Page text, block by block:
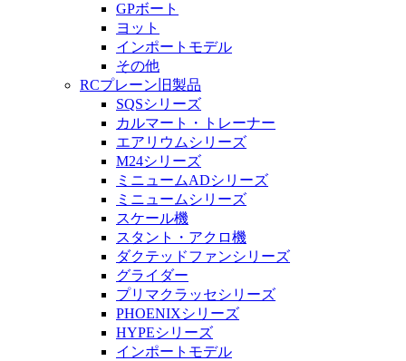
GPボート
ヨット
インポートモデル
その他
RCプレーン旧製品
SQSシリーズ
カルマート・トレーナー
エアリウムシリーズ
M24シリーズ
ミニュームADシリーズ
ミニュームシリーズ
スケール機
スタント・アクロ機
ダクテッドファンシリーズ
グライダー
プリマクラッセシリーズ
PHOENIXシリーズ
HYPEシリーズ
インポートモデル